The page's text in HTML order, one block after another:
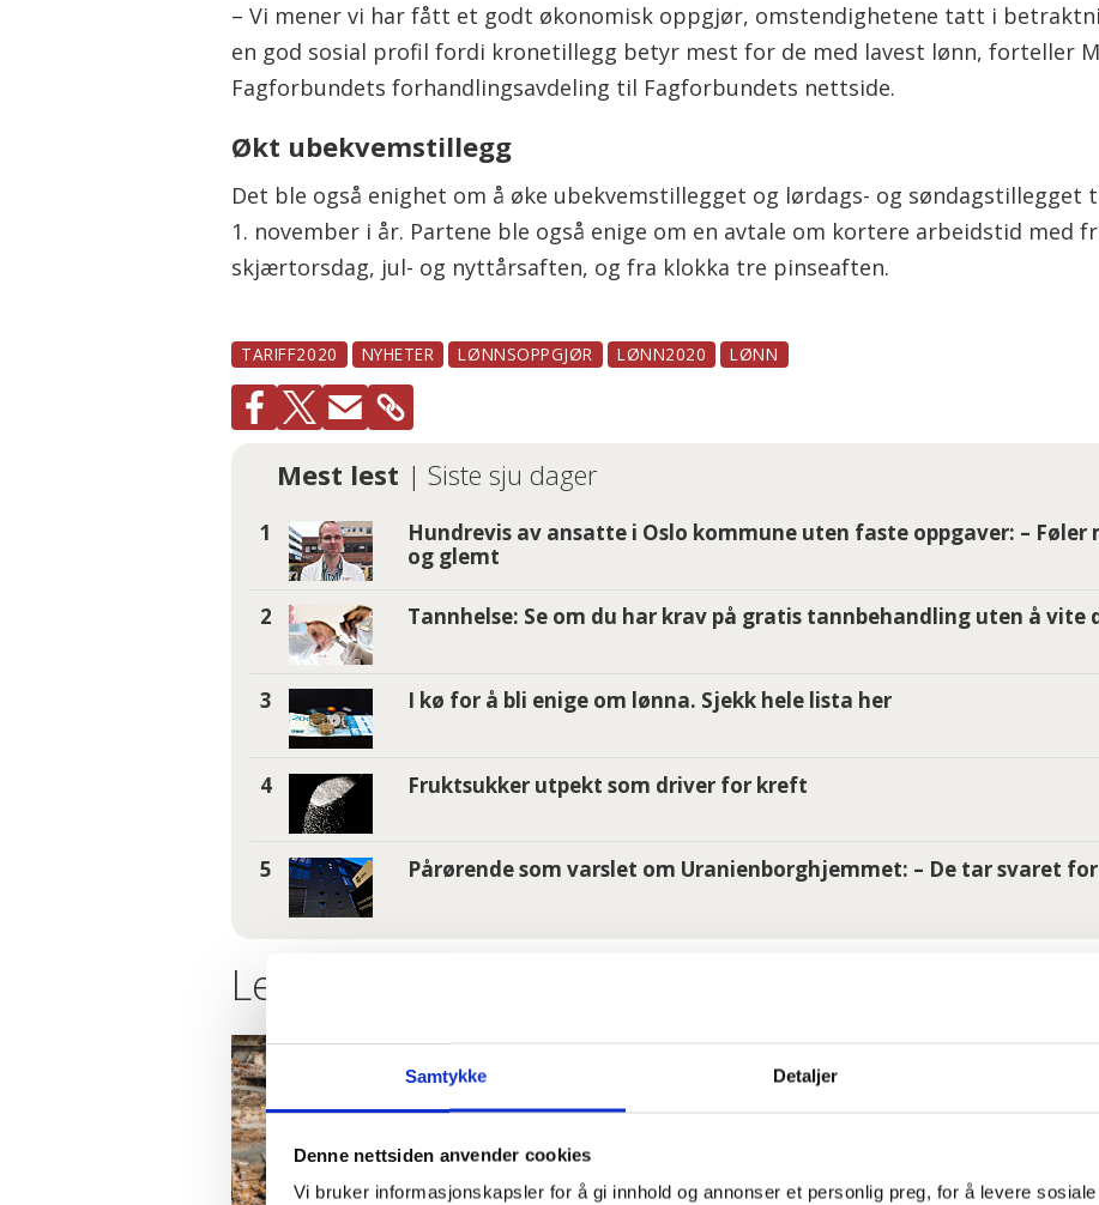
Samtykke Detaljer
Denne nettsiden anvender cookies
Vi bruker informasjonskapsler for å gi innhold og annonser et personlig preg, for å levere
– Vi mener vi har fått et godt økonomisk oppgjør, omstendighetene tatt i
en god sosial profil fordi kronetillegg betyr mest for de med lavest lønn, forteller
Fagforbundets forhandlingsavdeling til Fagforbundets nettside.
Økt ubekvemstillegg
Det ble også enighet om å øke ubekvemstillegget og lørdags- og
1. november i år. Partene ble også enige om en avtale om kortere arbeidstid med
skjærtorsdag, jul- og nyttårsaften, og fra klokka tre pinseaften.
TARIFF2020 NYHETER LØNNSOPPGJØR LØNN2020 LØNN
Mest lest | Siste sju dager
Hundrevis av ansatte i Oslo kommune uten faste oppgaver: –
og glemt
Tannhelse: Se om du har krav på gratis tannbehandling uten å vite
I kø for å bli enige om lønna. Sjekk hele lista her
Fruktsukker utpekt som driver for kreft
Pårørende som varslet om Uranienborghjemmet: – De tar svaret
Les flere nyheter: